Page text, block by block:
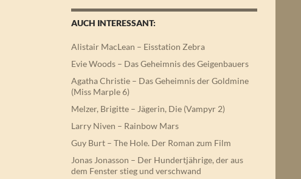
AUCH INTERESSANT:
Alistair MacLean – Eisstation Zebra
Evie Woods – Das Geheimnis des Geigenbauers
Agatha Christie – Das Geheimnis der Goldmine
(Miss Marple 6)
Melzer, Brigitte – Jägerin, Die (Vampyr 2)
Larry Niven – Rainbow Mars
Guy Burt – The Hole. Der Roman zum Film
Jonas Jonasson – Der Hundertjährige, der aus
dem Fenster stieg und verschwand